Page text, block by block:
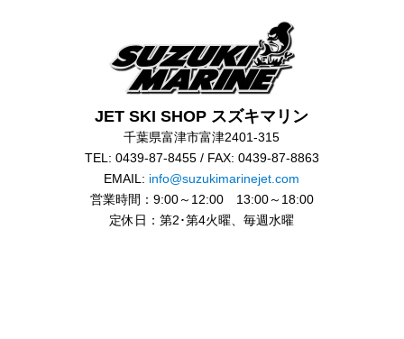
JET SKI SHOP スズキマリン
千葉県富津市富津2401-315
TEL: 0439-87-8455 / FAX: 0439-87-8863
EMAIL: info@suzukimarinejet.com
営業時間：9:00～12:00 13:00～18:00
定休日：第2･第4火曜、毎週水曜